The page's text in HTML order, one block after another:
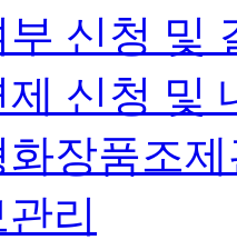
부 신청 및
제 신청 및
화장품조
리